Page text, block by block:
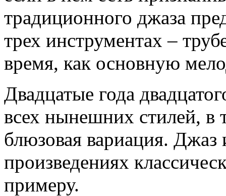
традиционного джаза
трех инструментах –
время, как основную
Двадцатые года
всех нынешних стилей, в
блюзовая вариация. Джаз
произведениях
примеру.